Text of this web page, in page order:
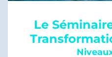
Le